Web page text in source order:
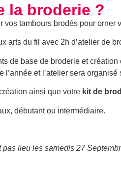
la broderie ?
vos tambours brodés pour orner
arts du fil avec 2h d’atelier de
de base de broderie et
et l’atelier sera
ainsi que votre kit de
débutant ou intermédiaire.
lieu les samedis 27